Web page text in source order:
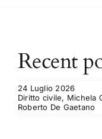
Recent
24 Luglio 2026
Diritto civile, Michela
Roberto De Gaetano